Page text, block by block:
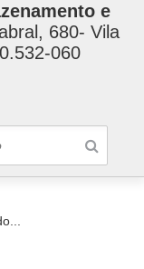
e
680- Vila
060